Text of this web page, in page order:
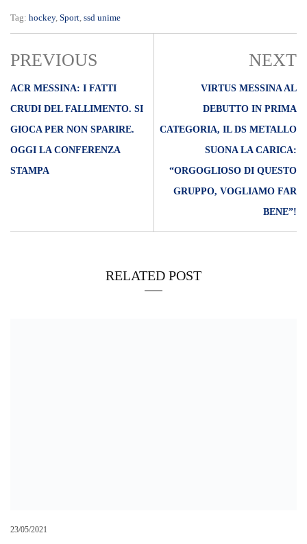
Tag: hockey, Sport, ssd unime
PREVIOUS
ACR MESSINA: I FATTI
CRUDI DEL FALLIMENTO. SI
GIOCA PER NON SPARIRE.
OGGI LA CONFERENZA
STAMPA
NEXT
VIRTUS MESSINA AL
DEBUTTO IN PRIMA
CATEGORIA, IL DS METALLO
SUONA LA CARICA:
“ORGOGLIOSO DI QUESTO
GRUPPO, VOGLIAMO FAR
BENE”!
RELATED POST